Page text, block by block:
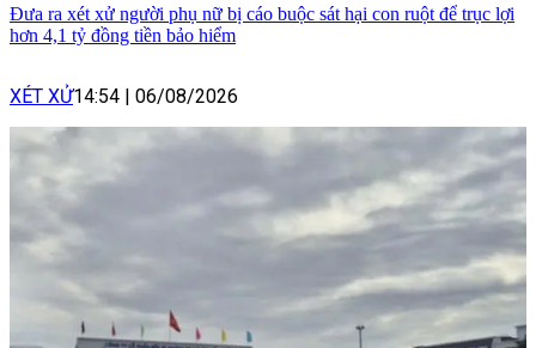
Đưa ra xét xử người phụ nữ bị cáo buộc sát hại con ruột để trục lợi
hơn 4,1 tỷ đồng tiền bảo hiểm
XÉT XỬ14:54 06/08/2026